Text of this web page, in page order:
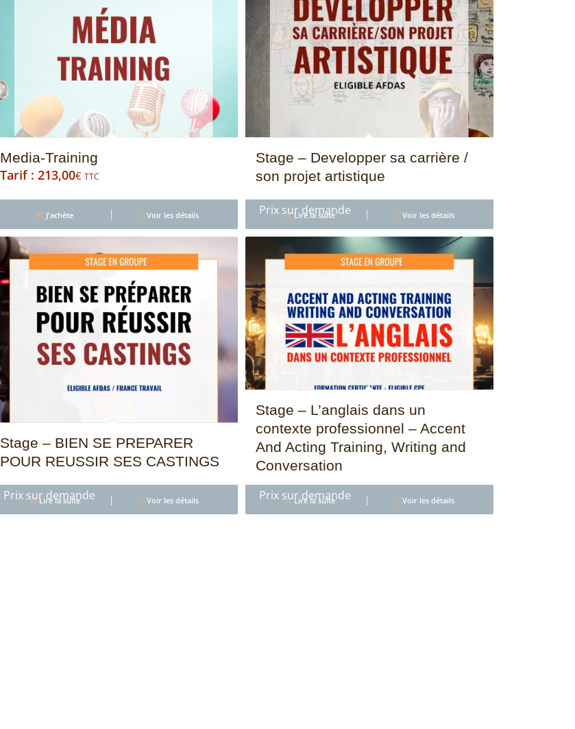
Media-Training
213,00€ TTC
J'achète Voir les détails 5.00
Stage – Developper sa carrière /
son projet artistique
Lire la suite Voir les détails
4.95
Stage – BIEN SE PREPARER
POUR REUSSIR SES CASTINGS
Lire la suite Voir les détails 4.36
Stage – L’anglais dans un
contexte professionnel – Accent
And Acting Training, Writing and
Conversation
Lire la suite Voir les détails